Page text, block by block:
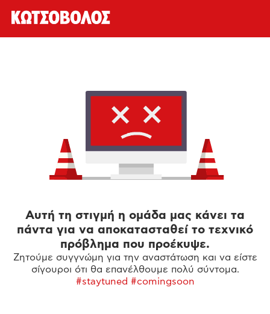
Αυτή τη στιγμή η ομάδα μας κάνει τα
πάντα για να αποκατασταθεί το τεχνικό
πρόβλημα που προέκυψε.
Ζητούμε συγγνώμη για την αναστάτωση και να είστε
σίγουροι ότι θα επανέλθουμε πολύ σύντομα.
#staytuned #comingsoon